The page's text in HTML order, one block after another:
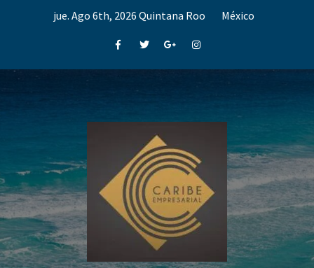
jue. Ago 6th, 2026 Quintana Roo México
FacebookTwitterGoogle+Instagram